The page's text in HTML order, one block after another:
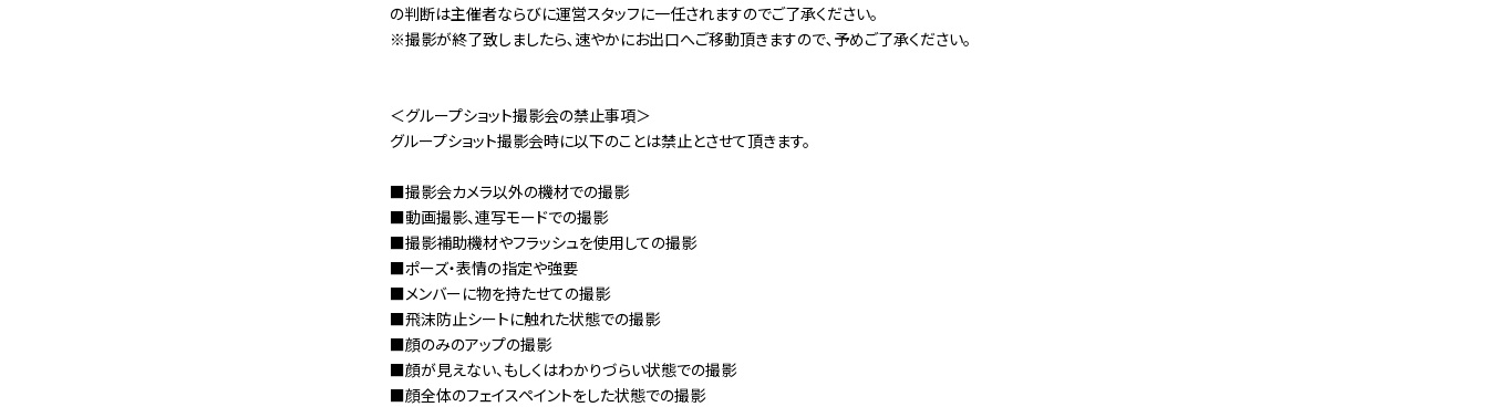
の判断は主催者ならびに運営スタッフに一任されますのでご了承ください。
※撮影が終了致しましたら､速やかにお出口へご移動頂きますので､予めご了承ください｡
＜グループショット撮影会の禁止事項＞
グループショット撮影会時に以下のことは禁止とさせて頂きます。
■撮影会カメラ以外の機材での撮影
■動画撮影、連写モードでの撮影
■撮影補助機材やフラッシュを使用しての撮影
■ポーズ・表情の指定や強要
■メンバーに物を持たせての撮影
■飛沫防止シートに触れた状態での撮影
■顔のみのアップの撮影
■顔が見えない、もしくはわかりづらい状態での撮影
■顔全体のフェイスペイントをした状態での撮影